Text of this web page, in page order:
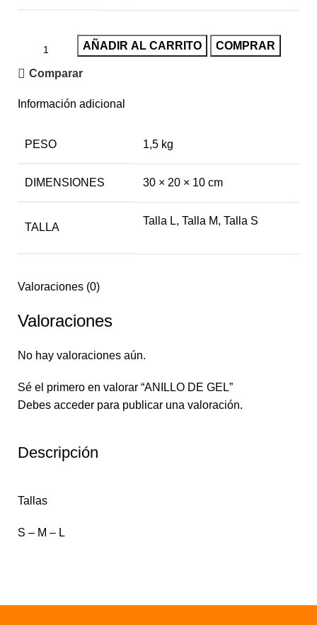
AÑADIR AL CARRITO COMPRAR
Comparar
Información adicional
PESO 1,5 kg
DIMENSIONES 30 × 20 × 10 cm
TALLA
Talla L, Talla M, Talla S
Valoraciones (0)
Valoraciones
No hay valoraciones aún.
Sé el primero en valorar “ANILLO DE GEL”
Debes acceder para publicar una valoración.
Descripción
Tallas
S – M – L